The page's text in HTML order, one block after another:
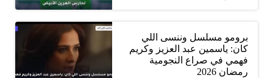
برومو مسلسل وننسى اللي
كان: ياسمين عبد العزيز وكريم
فهمي في صراع النجومية
رمضان 2026